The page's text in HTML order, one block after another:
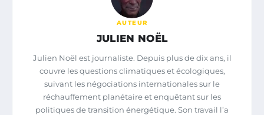
AUTEUR
JULIEN NOËL
Julien Noël est journaliste. Depuis plus de dix ans, il
couvre les questions climatiques et écologiques,
suivant les négociations internationales sur le
réchauffement planétaire et enquêtant sur les
politiques de transition énergétique. Son travail l’a